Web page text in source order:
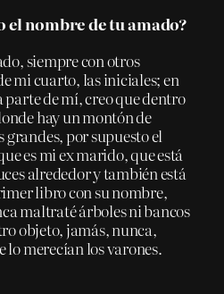
el nombre de tu amado?
siempre con otros
mi cuarto, las iniciales; en
de mí, creo que dentro
hay un montón de
por supuesto el
es mi ex marido, que está
alrededor y también está
libro con su nombre,
maltraté árboles ni bancos
objeto, jamás, nunca,
lo merecían los varones.